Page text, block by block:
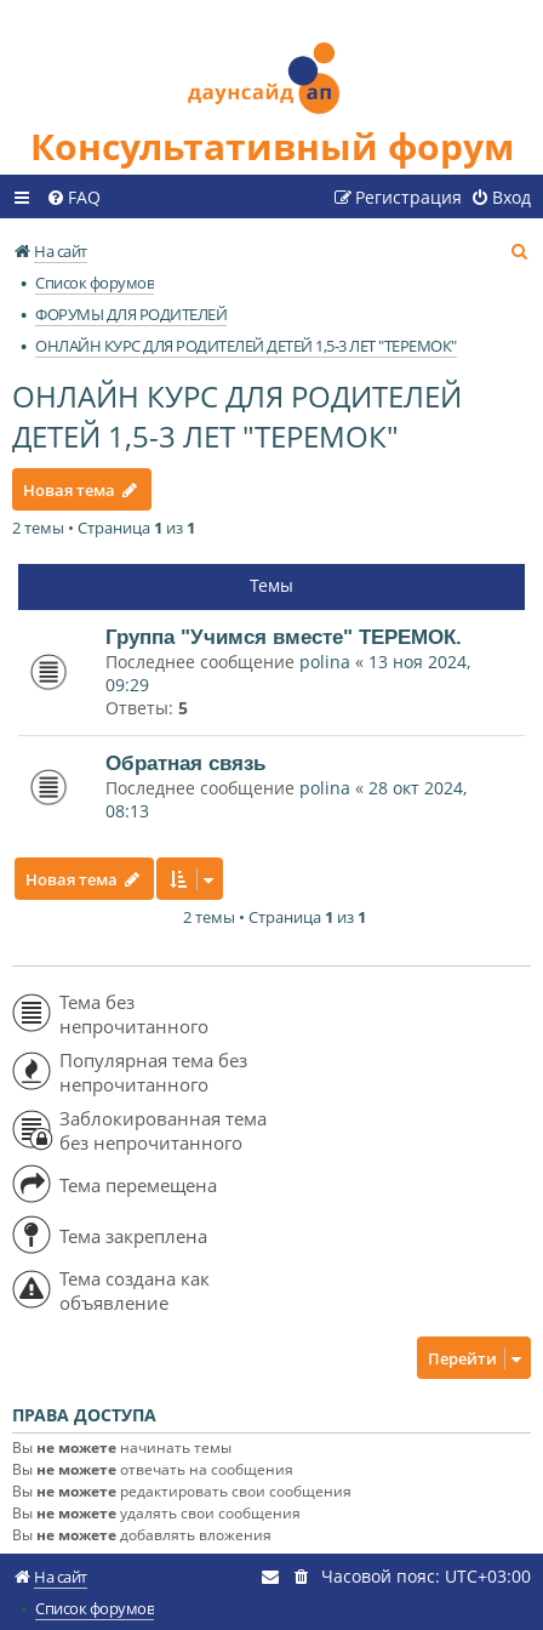
Консультативный форум
FAQ Вход
Регистрация
На сайт
Список форумов
ФОРУМЫ ДЛЯ РОДИТЕЛЕЙ
ОНЛАЙН КУРС ДЛЯ РОДИТЕЛЕЙ ДЕТЕЙ 1,5-3 ЛЕТ "ТЕРЕМОК"
ОНЛАЙН КУРС ДЛЯ РОДИТЕЛЕЙ
ДЕТЕЙ 1,5-3 ЛЕТ "ТЕРЕМОК"
Новая тема
2 темы • Страница 1 из 1
Темы
Группа "Учимся вместе" ТЕРЕМОК.
Последнее сообщение polina « 13 ноя 2024,
09:29
Ответы: 5
Обратная связь
Последнее сообщение polina « 28 окт 2024,
08:13
Новая тема
2 темы • Страница 1 из 1
Тема без
непрочитанного
Популярная тема без
непрочитанного
Заблокированная тема
без непрочитанного
Тема перемещена
Тема закреплена
Тема создана как
объявление
Перейти
ПРАВА ДОСТУПА
Вы не можете начинать темы
Вы не можетеотвечать на сообщения
Вы не можете редактировать свои сообщения
Вы не можетеудалять свои сообщения
Вы не можетедобавлять вложения
На сайт
Список форумов
Часовой пояс: UTC+03:00